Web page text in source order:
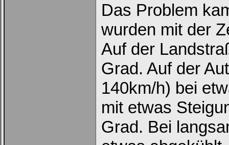
Das Problem
wurden mit der
Auf der
Grad. Auf der
140km/h) bei
mit etwas
Grad. Bei